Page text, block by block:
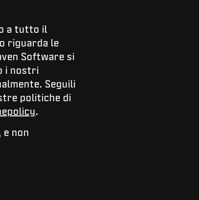
a tutto il
riguarda le
Software si
i nostri
Seguili
politiche di
.
non